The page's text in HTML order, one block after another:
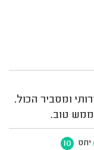
ומסביר הכול.
ממש טוב.
יחס 10